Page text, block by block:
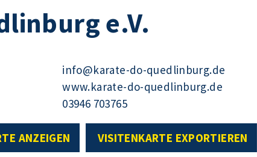
e.V.
info@karate-do-quedlinburg.de
www.karate-do-quedlinburg.de
03946 703765
ANZEIGEN VISITENKARTE EXPORTIEREN